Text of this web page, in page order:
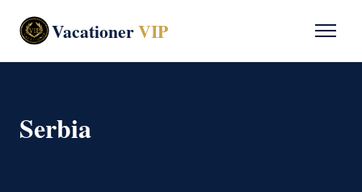
VacationerVIP
Serbia